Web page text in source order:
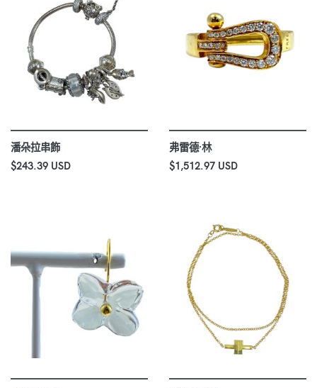
潘朵拉串飾
$243.39 USD
弗雷德·林
$1,512.97 USD